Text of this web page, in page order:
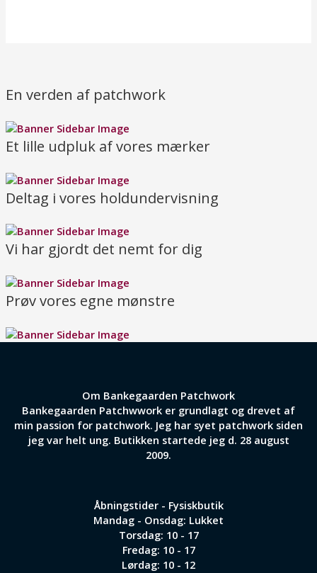
En verden af patchwork
Et lille udpluk af vores mærker
Deltag i vores holdundervisning
Vi har gjordt det nemt for dig
Prøv vores egne mønstre
Om Bankegaarden Patchwork
Bankegaarden Patchwwork er grundlagt og drevet af
min passion for patchwork. Jeg har syet patchwork siden
jeg var helt ung. Butikken startede jeg d. 28 august
2009.
Åbningstider - Fysiskbutik
Mandag - Onsdag: Lukket
Torsdag: 10 - 17
Fredag: 10 - 17
Lørdag: 10 - 12